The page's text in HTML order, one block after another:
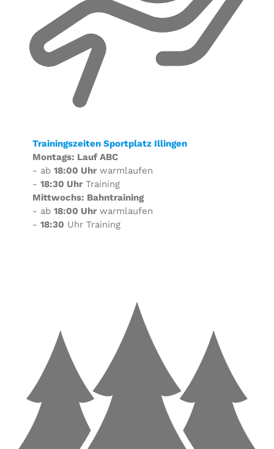
Trainingszeiten Sportplatz Illingen
Montags: Lauf ABC
- ab 18:00 Uhrwarmlaufen
- 18:30 UhrTraining
Mittwochs: Bahntraining
- ab 18:00 Uhrwarmlaufen
- 18:30 Uhr Training